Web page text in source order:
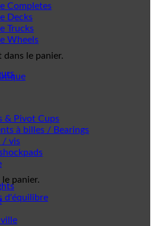
le panier.
panier.
Completes
Decks
Trucks
Wheels
& Pivot Cups
à billes / Bearings
/ vis
d'équilibre